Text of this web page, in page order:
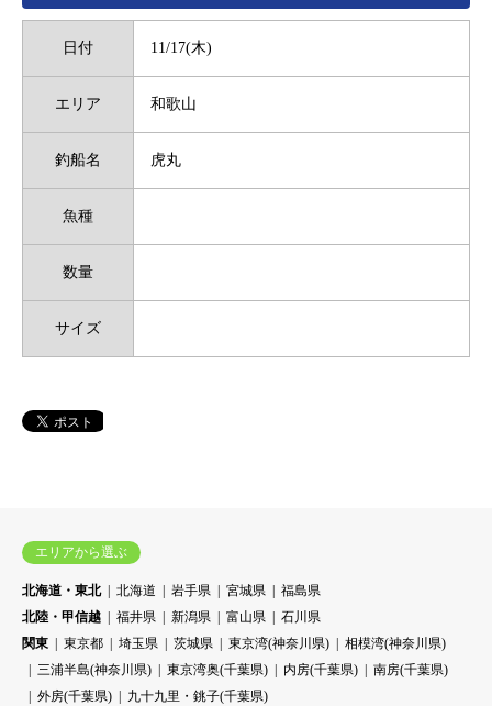
日付 11/17(木)
エリア 和歌山
釣船名 虎丸
魚種
数量
サイズ
エリアから選ぶ
北海道・東北 北海道 岩手県 宮城県
福島県
北陸・甲信越
福井県 新潟県 富山県
石川県
関東
東京都 埼玉県 茨城県 東京湾(神奈川県)
相模湾(神奈川県)
三浦半島(神奈川県)
東京湾奥(千葉県) 内房(千葉県)
南房(千葉県)
外房(千葉県)
九十九里・銚子(千葉県)